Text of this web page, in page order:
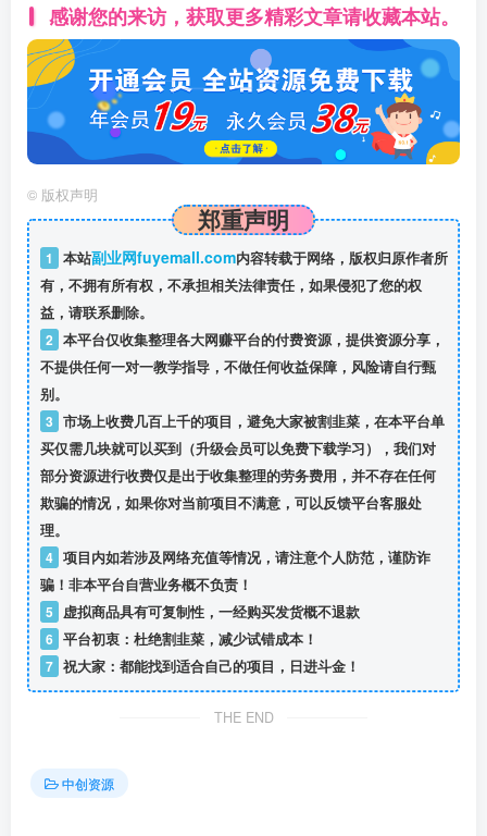
感谢您的来访，获取更多精彩文章请收藏本站。
© 版权声明
郑重声明
1 本站副业网fuyemall.com内容转载于网络，版权归原作者所
有，不拥有所有权，不承担相关法律责任，如果侵犯了您的权
益，请联系删除。
2 本平台仅收集整理各大网赚平台的付费资源，提供资源分享，
不提供任何一对一教学指导，不做任何收益保障，风险请自行甄
别。
3 市场上收费几百上千的项目，避免大家被割韭菜，在本平台单
买仅需几块就可以买到（升级会员可以免费下载学习），我们对
部分资源进行收费仅是出于收集整理的劳务费用，并不存在任何
欺骗的情况，如果你对当前项目不满意，可以反馈平台客服处
理。
4 项目内如若涉及网络充值等情况，请注意个人防范，谨防诈
骗！非本平台自营业务概不负责！
5
虚拟商品具有可复制性，一经购买发货概不退款
6 平台初衷：杜绝割韭菜，减少试错成本！
7 祝大家：都能找到适合自己的项目，日进斗金！
THE END
中创资源